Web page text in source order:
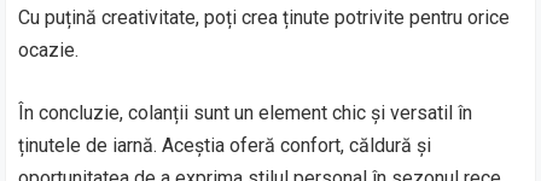
Cu puțină creativitate, poți crea ținute potrivite pentru orice
ocazie.
În concluzie, colanții sunt un element chic și versatil în
ținutele de iarnă. Aceștia oferă confort, căldură și